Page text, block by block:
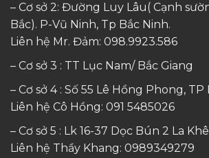
– Cơ sở 2: Đường Luy Lâu( Cạnh
Bắc). P-Vũ Ninh, Tp Bắc Ninh.
Liên hệ Mr. Đảm: 098.9923.586
– Cơ sở 3 : TT Lục Nam/ Bắc Giang
– Cơ sở 4 : Số 55 Lê Hồng Phong, TP
Liên hệ Cô Hồng: 091 5485026
– Cơ sở 5 : Lk 16-37 Dọc Bún 2 La
Liên hệ Thầy Khang: 0989349279